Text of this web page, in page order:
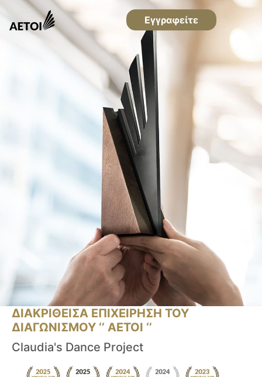
Εγγραφείτε
ΔΙΑΚΡΙΘΕΙΣΑ ΕΠΙΧΕΙΡΗΣΗ ΤΟΥ
ΔΙΑΓΩΝΙΣΜΟΥ ‘’ ΑΕΤΟΙ ‘’
Claudia's Dance Project